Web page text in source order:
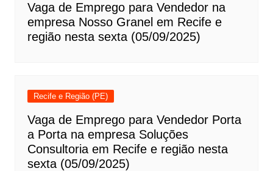
Vaga de Emprego para Vendedor na
empresa Nosso Granel em Recife e
região nesta sexta (05/09/2025)
Recife e Região (PE)
Vaga de Emprego para Vendedor Porta
a Porta na empresa Soluções
Consultoria em Recife e região nesta
sexta (05/09/2025)